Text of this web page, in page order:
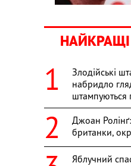
Злодійські
набридло
штампуються
Джоан
британки,
Яблучний